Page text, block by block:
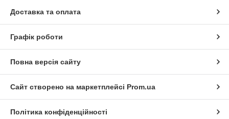
Доставка та оплата
Графік роботи
Повна версія сайту
Сайт створено на маркетплейсі Prom.ua
Політика конфіденційності